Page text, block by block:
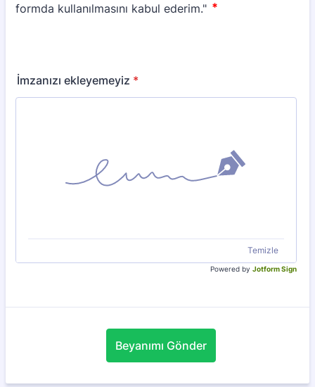
İmzanızı ekleyemeyiz *
Temizle
Powered by Jotform Sign
Beyanımı Gönder